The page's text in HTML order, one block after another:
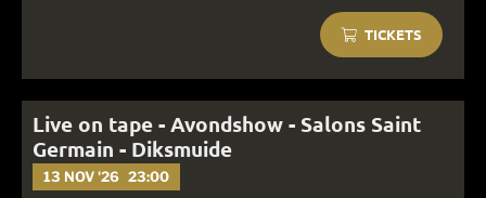
TICKETS
Live on tape - Avondshow - Salons Saint
Germain - Diksmuide
13 NOV '26 23:00